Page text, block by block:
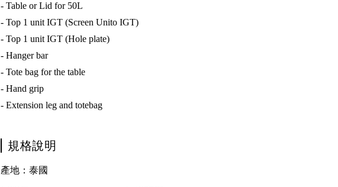
- Table or Lid for 50L
- Top 1 unit IGT (Screen Unito IGT)
- Top 1 unit IGT (Hole plate)
- Hanger bar
- Tote bag for the table
- Hand grip
- Extension leg and totebag
規格說明
產地：泰國